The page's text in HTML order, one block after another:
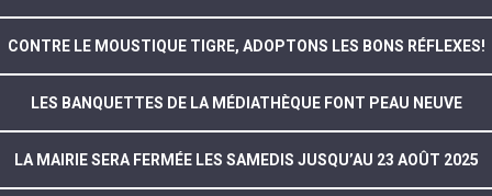
CONTRE LE MOUSTIQUE TIGRE, ADOPTONS LES BONS RÉFLEXES!
LES BANQUETTES DE LA MÉDIATHÈQUE FONT PEAU NEUVE
LA MAIRIE SERA FERMÉE LES SAMEDIS JUSQU’AU 23 AOÛT 2025